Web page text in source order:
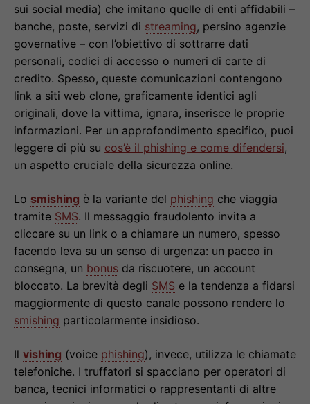
sui social media) che imitano quelle di enti affidabili –
banche, poste, servizi di streaming, persino agenzie
governative – con l’obiettivo di sottrarre dati
personali, codici di accesso o numeri di carte di
credito. Spesso, queste comunicazioni contengono
link a siti web clone, graficamente identici agli
originali, dove la vittima, ignara, inserisce le proprie
informazioni. Per un approfondimento specifico, puoi
leggere di più su cos’è il phishing e come difendersi,
un aspetto cruciale della sicurezza online.
Lo smishing è la variante del phishing che viaggia
tramite SMS. Il messaggio fraudolento invita a
cliccare su un link o a chiamare un numero, spesso
facendo leva su un senso di urgenza: un pacco in
consegna, un bonus da riscuotere, un account
bloccato. La brevità degli SMS e la tendenza a fidarsi
maggiormente di questo canale possono rendere lo
smishing particolarmente insidioso.
Il vishing (voice phishing), invece, utilizza le chiamate
telefoniche. I truffatori si spacciano per operatori di
banca, tecnici informatici o rappresentanti di altre